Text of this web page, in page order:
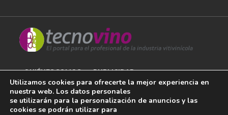
QUIÉNES SOMOS PUBLICIDAD
AVISO LEGAL
POLÍTICA DE COOKIES
Utilizamos cookies para ofrecerte la mejor experiencia en
nuestra web. Los datos personales
se utilizarán para la personalización de anuncios y las
cookies se podrán utilizar para